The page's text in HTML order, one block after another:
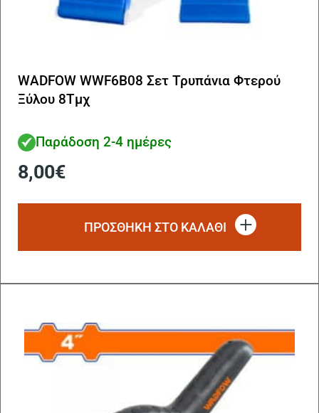
WADFOW WWF6B08 Σετ Τρυπάνια Φτερού
Ξύλου 8Τμχ
Παράδοση 2-4 ημέρες
8,00€
ΠΡΟΣΘΗΚΗ ΣΤΟ ΚΑΛΑΘΙ